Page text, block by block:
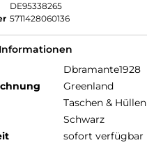
DE95338265
5711428060136
Dbramante1928
Greenland
Taschen & Hüllen
Schwarz
sofort verfügbar